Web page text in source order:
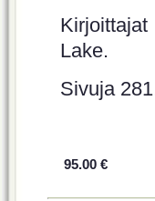
Lake.
Sivuja
95.00 €